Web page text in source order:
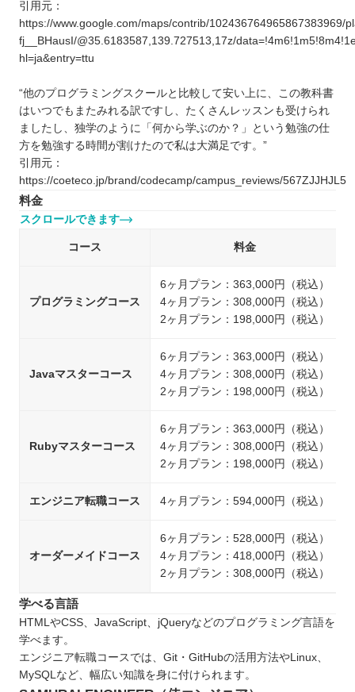
引用元：
https://www.google.com/maps/contrib/102436764965867383969/
fj__BHausI/@35.6183587,139.727513,17z/
hl=ja&entry=ttu
“他のプログラミングスクールと比較して安い上に、この教科書
はいつでもまたみれる訳ですし、たくさんレッスンも受けられ
ましたし、独学のように「何から学ぶのか？」という勉強の仕
方を勉強する時間が割けたので私は大満足です。”
引用元：
https://coeteco.jp/brand/codecamp/campus_reviews/567ZJJHJL5
料金
スクロールできます
コース 料金
プログラミングコース
6ヶ月プラン：363,000円（税込）
4ヶ月プラン：308,000円（税込）
2ヶ月プラン：198,000円（税込）
Javaマスターコース
6ヶ月プラン：363,000円（税込）
4ヶ月プラン：308,000円（税込）
2ヶ月プラン：198,000円（税込）
Rubyマスターコース
6ヶ月プラン：363,000円（税込）
4ヶ月プラン：308,000円（税込）
2ヶ月プラン：198,000円（税込）
エンジニア転職コース 4ヶ月プラン：594,000円（税込）
オーダーメイドコース
6ヶ月プラン：528,000円（税込）
4ヶ月プラン：418,000円（税込）
2ヶ月プラン：308,000円（税込）
学べる言語
HTMLやCSS、JavaScript、jQueryなどのプログラミング言語を
学べます。
エンジニア転職コースでは、Git・GitHubの活用方法やLinux、
MySQLなど、幅広い知識を身に付けられます。